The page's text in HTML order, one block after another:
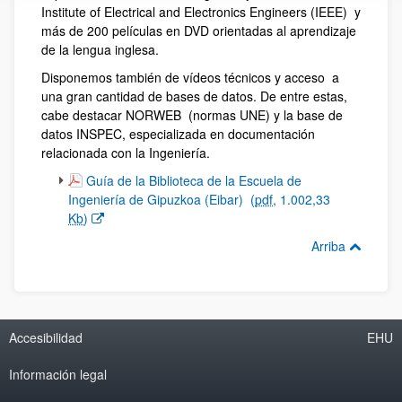
Institute of Electrical and Electronics Engineers (IEEE) y
más de 200 películas en DVD orientadas al aprendizaje
de la lengua inglesa.
Disponemos también de vídeos técnicos y acceso a
una gran cantidad de bases de datos. De entre estas,
cabe destacar NORWEB (normas UNE) y la base de
datos INSPEC, especializada en documentación
relacionada con la Ingeniería.
(Abre una nueva ventana)
Guía de la Biblioteca de la Escuela de
Ingeniería de Gipuzkoa (Eibar) (pdf, 1.002,33
Kb)
Arriba
Accesibilidad
Información legal
EHU